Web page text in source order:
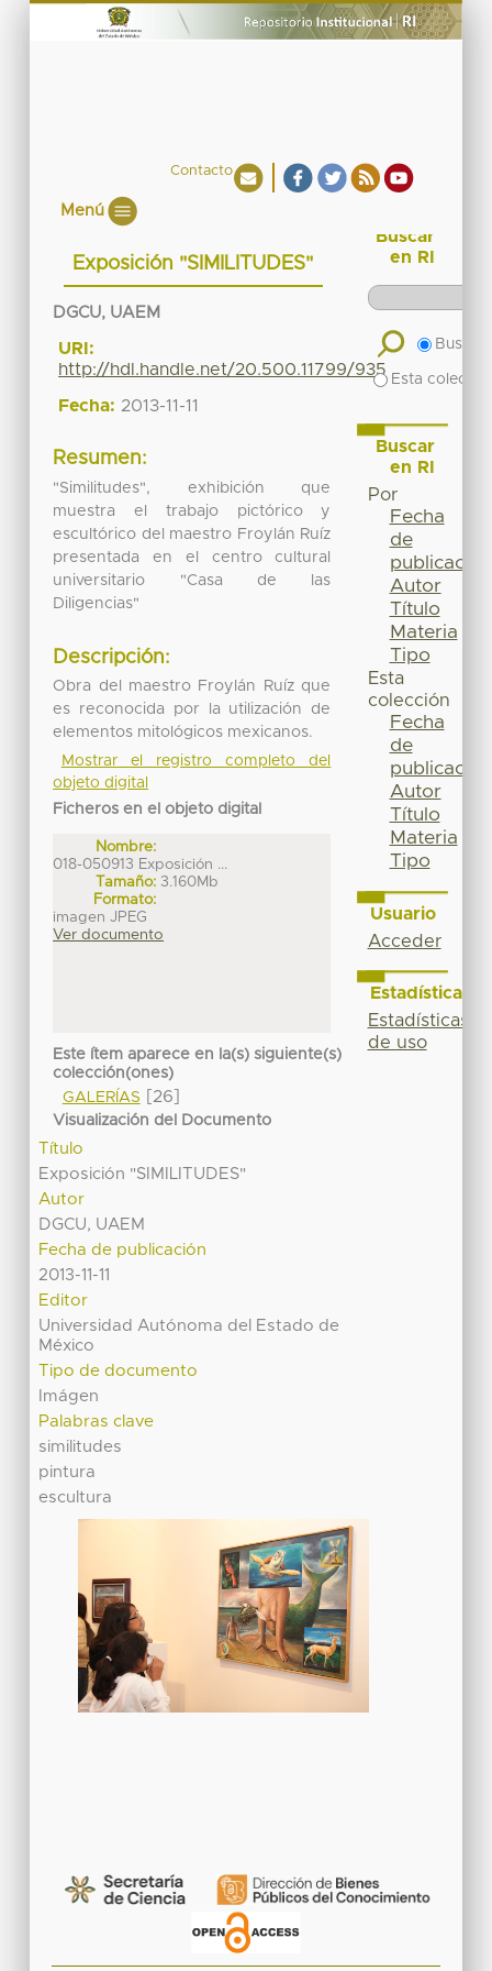
Contacto
Menú
Exposición "SIMILITUDES"
DGCU, UAEM
URI:
http://hdl.handle.net/20.500.11799/935
Fecha: 2013-11-11
Resumen:
"Similitudes", exhibición que
muestra el trabajo pictórico y
escultórico del maestro Froylán Ruíz
presentada en el centro cultural
universitario "Casa de las
Diligencias"
Descripción:
Obra del maestro Froylán Ruíz que
es reconocida por la utilización de
elementos mitológicos mexicanos.
Mostrar el registro completo del
objeto digital
Ficheros en el objeto digital
Nombre:
018-050913 Exposición ...
Tamaño: 3.160Mb
Formato:
imagen JPEG
Ver documento
Este ítem aparece en la(s) siguiente(s)
colección(ones)
GALERÍAS
[26]
Visualización del Documento
Título
Exposición "SIMILITUDES"
Autor
DGCU, UAEM
Fecha de publicación
2013-11-11
Editor
Universidad Autónoma del Estado de
México
Tipo de documento
Imágen
Palabras clave
similitudes
pintura
escultura
Buscar
en RI
Buscar
Esta
Buscar
en RI
Por
Fecha
de
publicación
Autor
Título
Materia
Tipo
Esta
colección
Fecha
de
publicación
Autor
Título
Materia
Tipo
Usuario
Acceder
Estadísticas
Estadísticas
de uso